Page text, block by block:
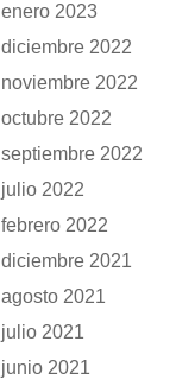
enero 2023
diciembre 2022
noviembre 2022
octubre 2022
septiembre 2022
julio 2022
febrero 2022
diciembre 2021
agosto 2021
julio 2021
junio 2021